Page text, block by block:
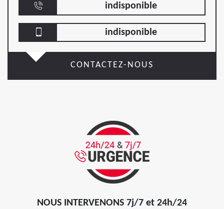
indisponible
indisponible
CONTACTEZ-NOUS
NOUS INTERVENONS 7j/7 et 24h/24